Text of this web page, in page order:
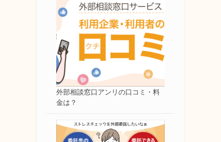
外部相談窓口アンリの口コミ・料
金は？